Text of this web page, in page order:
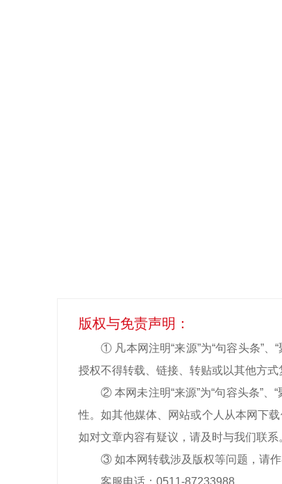
版权与免责声明：
① 凡本网注明“来源”为“句容头条”
授权不得转载、链接、转贴或以其他方
② 本网未注明“来源”为“句容头条”、
性。如其他媒体、网站或个人从本网下
如对文章内容有疑议，请及时与我们联系
③ 如本网转载涉及版权等问题，请
客服电话：0511-87233988